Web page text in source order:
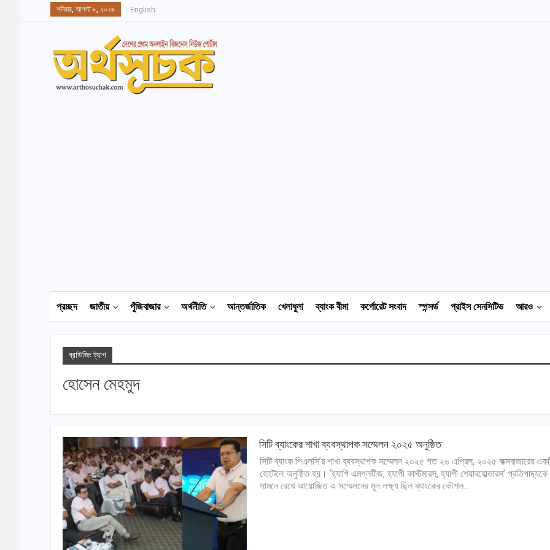
শনিবার, আগস্ট ৮, ২০২৬ English
প্রচ্ছদ জাতীয় পুঁজিবাজার অর্থনীতি আন্তর্জাতিক খেলাধুলা ব্যাংক বীমা কর্পোরেট সংবাদ স্পন্সর্ড প্রাইস সেনসিটিভ আরও
ব্রাউজিং ট্যাগ
হোসেন মেহমুদ
সিটি ব্যাংকের শাখা ব্যবস্থাপক সম্মেলন ২০২৫ অনুষ্ঠিত
সিটি ব্যাংক পিএলসি’র শাখা ব্যবস্থাপক সম্মেলন ২০২৫ গত ২৬ এপ্রিল, ২০২৫ কক্সবাজারের
হোটেলে অনুষ্ঠিত হয়। ‘হ্যাপি এমপ্লয়ীজ, হ্যাপী কাস্টমারস, হ্যাপী শেয়ারহোল্ডারস’ প্রতিপাদ্যকে
সামনে রেখে আয়োজিত এ সম্মেলনের মূল লক্ষ্য ছিল ব্যাংকের কৌশল…